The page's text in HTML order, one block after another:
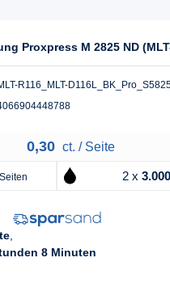
Proxpress M 2825 ND
R116_MLT-
0,30 ct. / Seite
Seiten 2 x 3.000
,
8 Minuten